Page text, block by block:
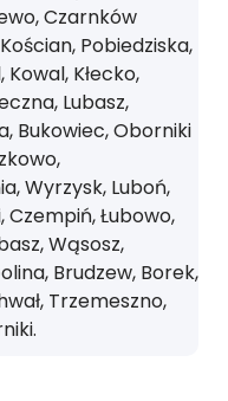
Czarnków
Pobiedziska,
Kłecko,
Lubasz,
Bukowiec, Oborniki
Wyrzysk, Luboń,
Czempiń, Łubowo,
Wąsosz,
Brudzew, Borek,
Trzemeszno,